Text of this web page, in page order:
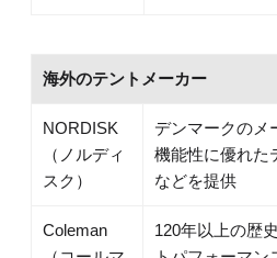
海外のテントメーカー
NORDISK
（ノルディ
スク）
デンマークのメ
機能性に優れた
などを提供
Coleman
120年以上の歴